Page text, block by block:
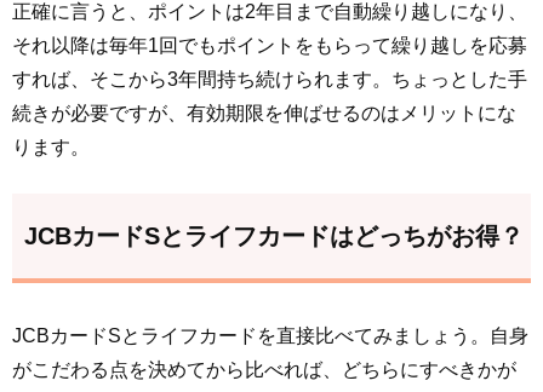
正確に言うと、ポイントは2年目まで自動繰り越しになり、
それ以降は毎年1回でもポイントをもらって繰り越しを応募
すれば、そこから3年間持ち続けられます。ちょっとした手
続きが必要ですが、有効期限を伸ばせるのはメリットにな
ります。
JCBカードSとライフカードはどっちがお得？
JCBカードSとライフカードを直接比べてみましょう。自身
がこだわる点を決めてから比べれば、どちらにすべきかが